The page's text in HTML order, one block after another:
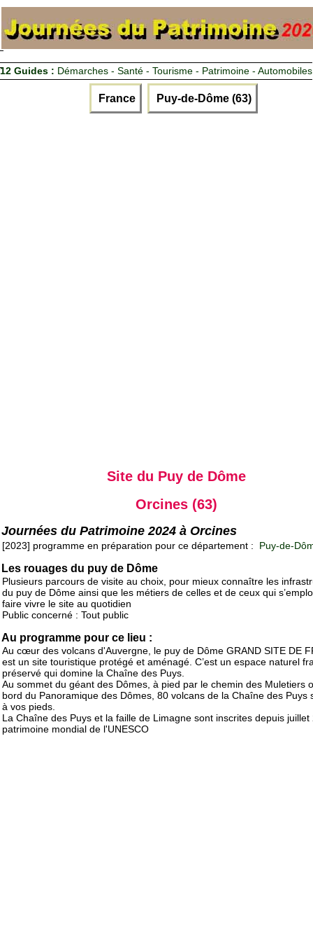
12 Guides : Démarches - Santé - Tourisme - Patrimoine - Automobiles
France Puy-de-Dôme (63)
Site du Puy de Dôme
Orcines (63)
Journées du Patrimoine 2024 à Orcines
[2023] programme en préparation pour ce département : Puy-de-
Les rouages du puy de Dôme
Plusieurs parcours de visite au choix, pour mieux connaître les
du puy de Dôme ainsi que les métiers de celles et de ceux qui
faire vivre le site au quotidien
Public concerné : Tout public
Au programme pour ce lieu :
Au cœur des volcans d'Auvergne, le puy de Dôme GRAND SITE DE
est un site touristique protégé et aménagé. C’est un espace naturel
préservé qui domine la Chaîne des Puys.
Au sommet du géant des Dômes, à pied par le chemin des Muletiers
bord du Panoramique des Dômes, 80 volcans de la Chaîne des Puys
à vos pieds.
La Chaîne des Puys et la faille de Limagne sont inscrites depuis juillet
patrimoine mondial de l'UNESCO